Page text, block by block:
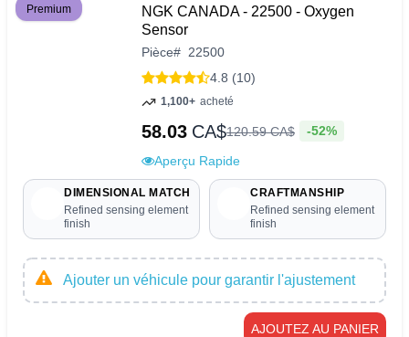
Premium
NGK CANADA - 22500 - Oxygen
Sensor
Pièce# 22500
4.8 (10)
1,100+ acheté
58.03 CA$120.59CA$ -52%
Aperçu Rapide
DIMENSIONAL MATCH
Refined sensing element
finish
CRAFTMANSHIP
Refined sensing element
finish
Ajouter un véhicule pour garantir l'ajustement
AJOUTEZ AU PANIER